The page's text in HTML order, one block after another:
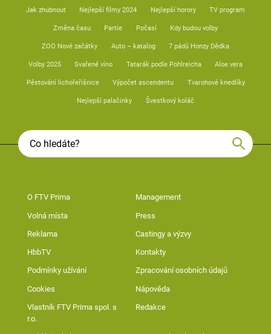
Jak zhubnout Nejlepší filmy 2024 Nejlepší horory TV program
Změna času Partie Počasí Kdy budou volby
ZOO Nové začátky Auto – katalog 7 pádů Honzy Dědka
Volby 2025 Svařené víno Tatarák podle Pohlreicha Aloe vera
Pěstování lichořeřišnice Výpočet ascendentu Tvarohové knedlíky
Nejlepší palačinky Švestkový koláč
O FTV Prima Management
Volná místa Press
Reklama Castingy a výzvy
HbbTV Kontakty
Podmínky užívání Zpracování osobních údajů
Cookies Nápověda
Vlastník FTV Prima spol. s
r.o.
Redakce